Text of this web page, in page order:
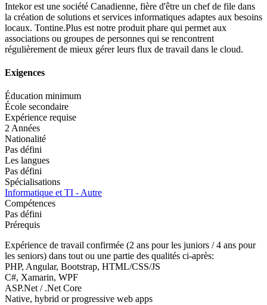
Intekor est une société Canadienne, fière d'être un chef de file dans
la création de solutions et services informatiques adaptes aux besoins
locaux. Tontine.Plus est notre produit phare qui permet aux
associations ou groupes de personnes qui se rencontrent
régulièrement de mieux gérer leurs flux de travail dans le cloud.
Exigences
Éducation minimum
École secondaire
Expérience requise
2 Années
Nationalité
Pas défini
Les langues
Pas défini
Spécialisations
Informatique et TI - Autre
Compétences
Pas défini
Prérequis
Expérience de travail confirmée (2 ans pour les juniors / 4 ans pour
les seniors) dans tout ou une partie des qualités ci-après:
PHP, Angular, Bootstrap, HTML/CSS/JS
C#, Xamarin, WPF
ASP.Net / .Net Core
Native, hybrid or progressive web apps